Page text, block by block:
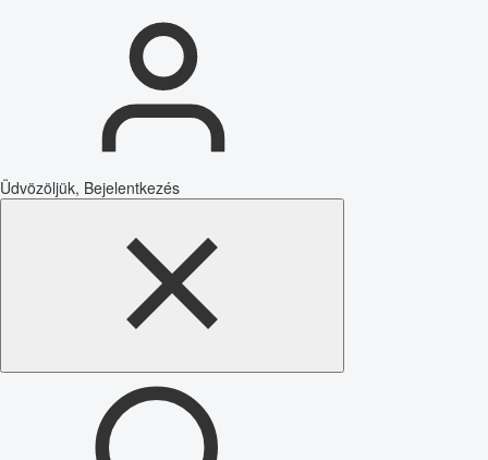
Üdvözöljük, Bejelentkezés